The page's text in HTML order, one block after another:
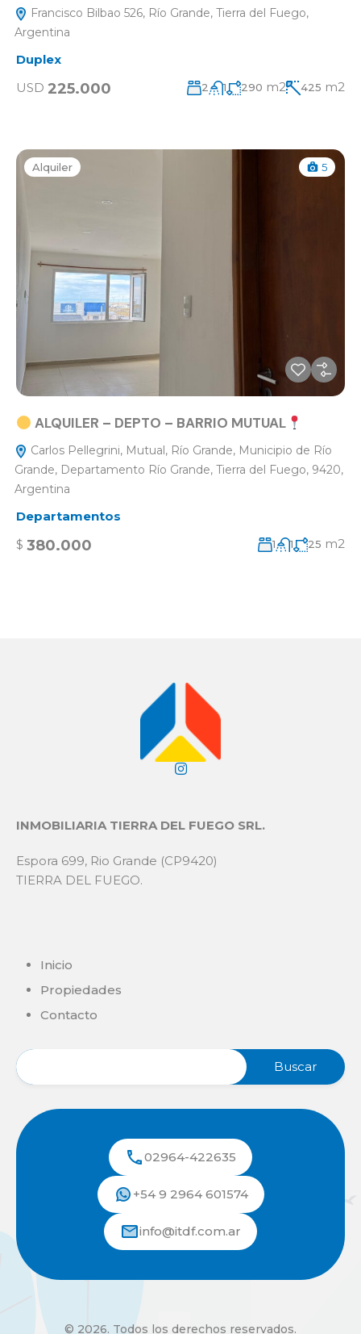
Francisco Bilbao 526, Río Grande, Tierra del Fuego,
Argentina
Duplex
USD 225.000 2 1 290 m2 425 m2
Alquiler 5
ALQUILER – DEPTO – BARRIO MUTUAL
Carlos Pellegrini, Mutual, Río Grande, Municipio de Río
Grande, Departamento Río Grande, Tierra del Fuego, 9420,
Argentina
Departamentos
$ 380.000 1 1 25 m2
INMOBILIARIA TIERRA DEL FUEGO SRL.
Espora 699, Rio Grande (CP9420)
TIERRA DEL FUEGO.
Inicio
Propiedades
Contacto
02964-422635
+54 9 2964 601574
info@itdf.com.ar
© 2026. Todos los derechos reservados.